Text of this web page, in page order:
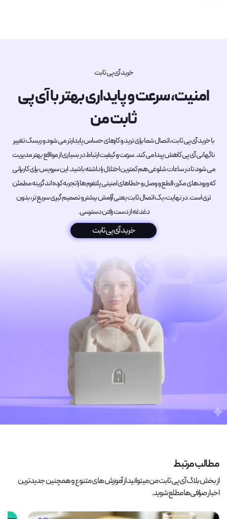
خرید آی پی ثابت
امنیت، سرعت و پایداری بهتر با آی پی
ثابت من
با خرید آی پی ثابت، اتصال شما برای ترید و کارهای حساس پایدارتر می شود و ریسک تغییر
ناگهانی آی پی کاهش پیدا می کند. سرعت و کیفیت ارتباط در بسیاری از مواقع بهتر مدیریت
می شود تا در ساعات شلوغی هم کمترین اختلال را داشته باشید. این سرویس برای کاربرانی
که ورودهای مکرر، قطع و وصل و خطاهای امنیتی پلتفرم ها را تجربه کرده اند گزینه مطمئن
تری است. در نهایت، یک اتصال ثابت یعنی آرامش بیشتر و تصمیم گیری سریع تر، بدون
دغدغه از دست رفتن دسترسی.
خرید آی پی ثابت
مطالب مرتبط
از بخش بلاگ آی پی ثابت من میتوانید از آموزش های متنوع و همچنین جدیدترین
اخبار صرافی‌ها مطلع شوید.